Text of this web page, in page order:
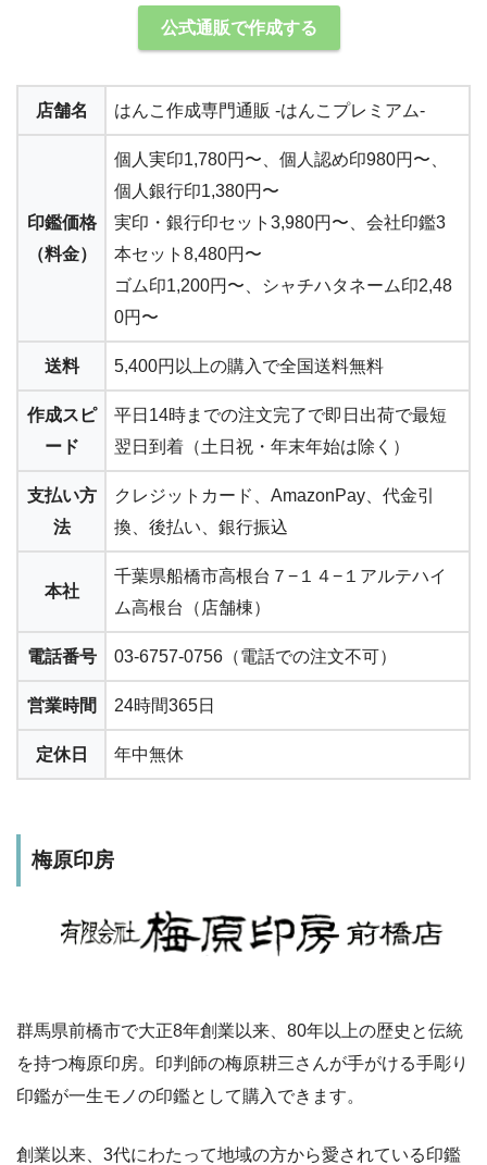
公式通販で作成する
店舗名 はんこ作成専門通販 -はんこプレミアム-
印鑑価格
（料金）
個人実印1,780円〜、個人認め印980円〜、
個人銀行印1,380円〜
実印・銀行印セット3,980円〜、会社印鑑3
本セット8,480円〜
ゴム印1,200円〜、シャチハタネーム印2,48
0円〜
送料 5,400円以上の購入で全国送料無料
作成スピ
ード
平日14時までの注文完了で即日出荷で最短
翌日到着 （土日祝・年末年始は除く）
支払い方
法
クレジットカード、AmazonPay、代金引
換、後払い、銀行振込
本社
千葉県船橋市高根台７−１４−１アルテハイ
ム高根台（店舗棟）
電話番号 03-6757-0756（電話での注文不可）
営業時間 24時間365日
定休日 年中無休
梅原印房
群馬県前橋市で大正8年創業以来、80年以上の歴史と伝統
を持つ梅原印房。印判師の梅原耕三さんが手がける手彫り
印鑑が一生モノの印鑑として購入できます。
創業以来、3代にわたって地域の方から愛されている印鑑